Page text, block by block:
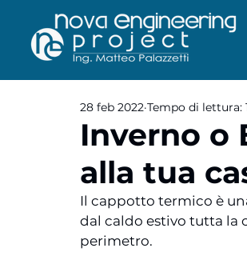
Inverno o
alla tua
28 feb 2022 Tempo di lettura:
Il cappotto termico è
dal caldo estivo tutta la
perimetro.